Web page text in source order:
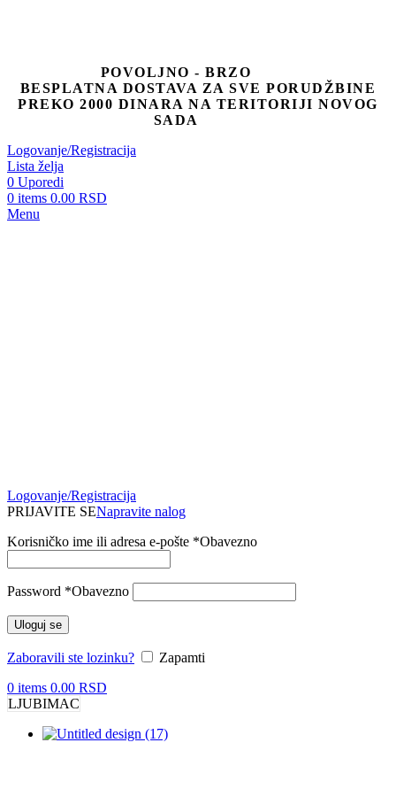
POVOLJNO - BRZO
BESPLATNA DOSTAVA ZA SVE PORUDŽBINE
PREKO 2000 DINARA NA TERITORIJI NOVOG
SADA
Logovanje/Registracija
Lista želja
0 Uporedi
0 items 0.00 RSD
Menu
Logovanje/Registracija
PRIJAVITE SENapravite nalog
Korisničko ime ili adresa e-pošte *Obavezno
Password *Obavezno
Uloguj se
Zaboravili ste lozinku?
Zapamti
0 items 0.00 RSD
LJUBIMAC